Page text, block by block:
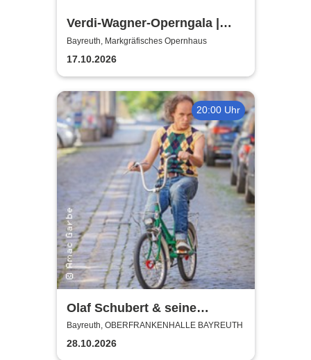
Verdi-Wagner-Operngala |
Thüringen Philharmonie
Gotha-Eisenach
Bayreuth, Markgräfisches Opernhaus
17.10.2026
20:00 Uhr
Olaf Schubert & seine
Freunde - Jetzt oder now!
Bayreuth, OBERFRANKENHALLE BAYREUTH
28.10.2026